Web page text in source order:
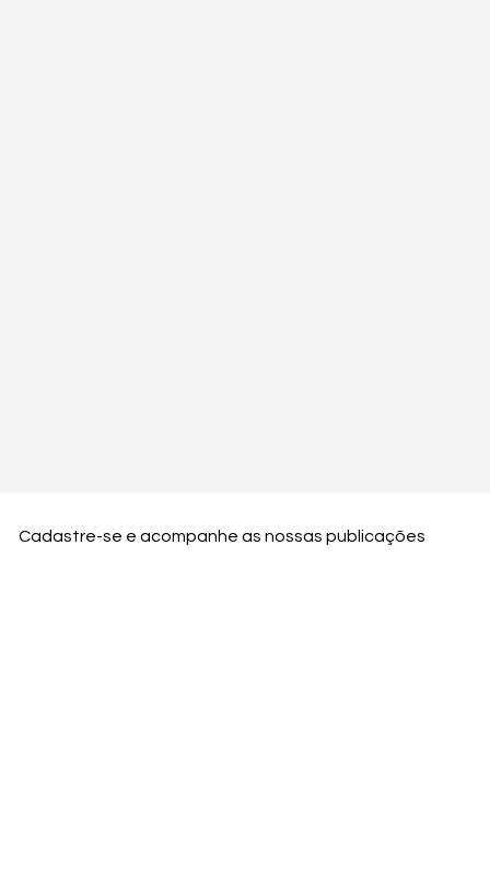
Cadastre-se e acompanhe as nossas publicações